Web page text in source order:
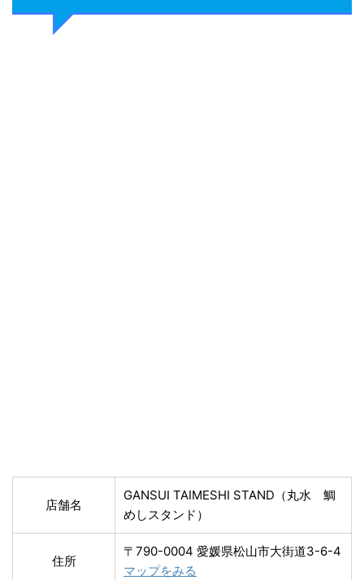
店舗名
GANSUI TAIMESHI STAND（丸水 鯛
めしスタンド）
住所
〒790-0004 愛媛県松山市大街道3-6-4
マップをみる